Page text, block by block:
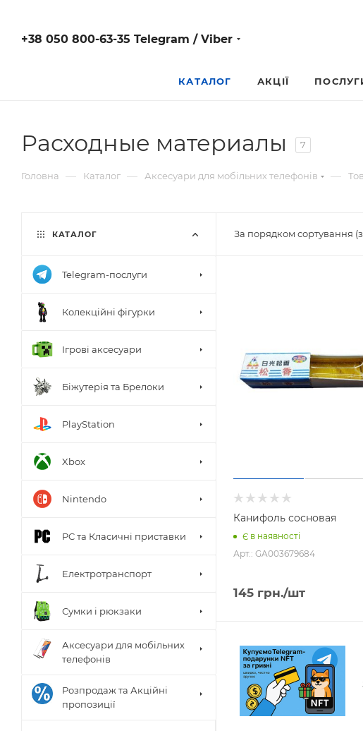
+38 050 800-63-35 Telegram / Viber
КАТАЛОГ АКЦІЇ
Расходные материалы 7
Головна — Каталог — Аксесуари для мобільних телефонів —
За порядком сортування
Канифоль сосновая
Є в наявності
Арт.: GA003679684
145 грн./шт
КАТАЛОГ
Telegram-послуги
Колекційні фігурки
Ігрові аксесуари
Біжутерія та Брелоки
PlayStation
Xbox
Nintendo
PC та Класичні приставки
Електротранспорт
Сумки і рюкзаки
Аксесуари для мобільних
телефонів
Розпродаж та Акційні
пропозиції